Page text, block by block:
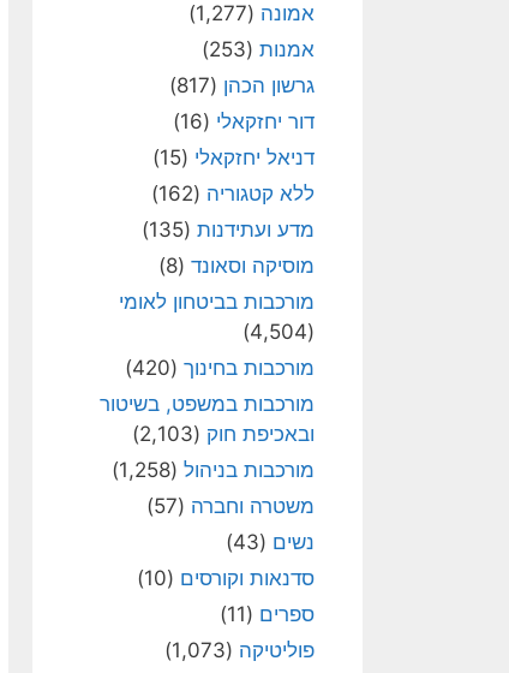
אמונה (1,277)
אמנות (253)
גרשון הכהן (817)
דור יחזקאלי (16)
דניאל יחזקאלי (15)
ללא קטגוריה (162)
מדע ועתידנות (135)
מוסיקה וסאונד (8)
מורכבות בביטחון לאומי
(4,504)
מורכבות בחינוך (420)
מורכבות במשפט, בשיטור
ובאכיפת חוק (2,103)
מורכבות בניהול (1,258)
משטרה וחברה (57)
נשים (43)
סדנאות וקורסים (10)
ספרים (11)
פוליטיקה (1,073)